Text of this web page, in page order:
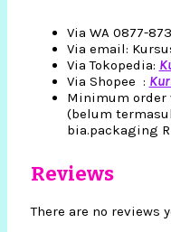
Via WA 0877-
Via email:
Via Tokopedia:
Via Shopee :
Minimum order
(belum
bia.packaging
Reviews
There are no reviews